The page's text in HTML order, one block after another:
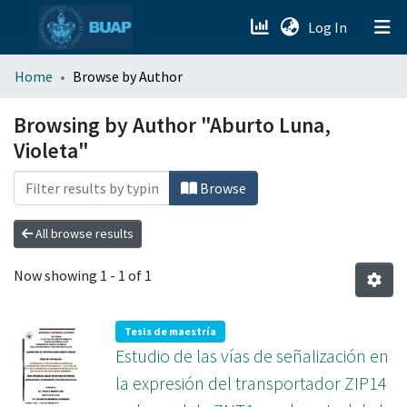
Log In (current)
menu.section.about_menu
All of DSpace
Home Browse by Author
Browsing by Author "Aburto Luna,
Violeta"
Browse
All browse results
Now showing 1 - 1 of 1
Tesis de maestría
Estudio de las vías de señalización en
la expresión del transportador ZIP14